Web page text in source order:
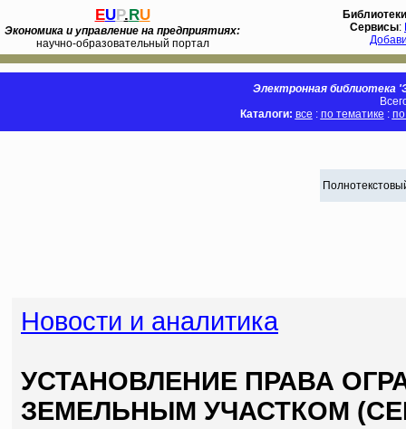
EUP.RU
Экономика и управление на предприятиях:
научно-образовательный портал
Библиотеки
Сервисы:
Электронная библиотека
Каталоги: все : по тематике :
Новости и аналитика
УСТАНОВЛЕНИЕ ПРАВА
ЗЕМЕЛЬНЫМ УЧАСТКОМ